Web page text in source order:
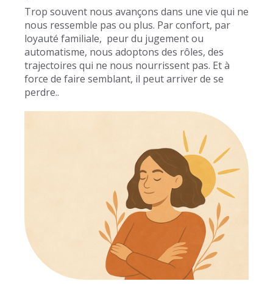
Trop souvent nous avançons dans une vie qui ne
nous ressemble pas ou plus. Par confort, par
loyauté familiale, peur du jugement ou
automatisme, nous adoptons des rôles, des
trajectoires qui ne nous nourrissent pas. Et à
force de faire semblant, il peut arriver de se
perdre..